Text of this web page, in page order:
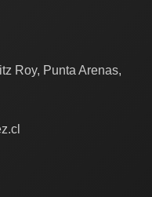
Roy, Punta Arenas,